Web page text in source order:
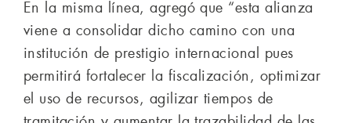
En la misma línea, agregó que “esta alianza
viene a consolidar dicho camino con una
institución de prestigio internacional pues
permitirá fortalecer la fiscalización, optimizar
el uso de recursos, agilizar tiempos de